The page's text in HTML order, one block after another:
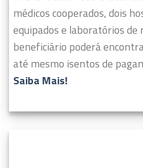
médicos cooperados, dois
equipados e laboratórios de
beneficiário poderá
até mesmo isentos de
Saiba Mais!